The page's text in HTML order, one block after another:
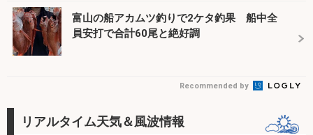
富山の船アカムツ釣りで2ケタ釣果 船中全
員安打で合計60尾と絶好調
Recommended by
リアルタイム天気＆風波情報